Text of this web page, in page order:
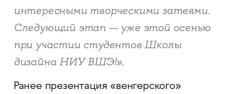
интересными творческими затеями.
Следующий этап — уже этой осенью
при участии студентов Школы
дизайна НИУ ВШЭ!».
Ранее презентация «венгерского»